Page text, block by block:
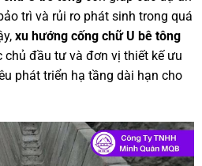
trì và rủi ro phát sinh trong quá
xu hướng cống chữ U bê tông
đầu tư và đơn vị thiết kế ưu
phát triển hạ tầng dài hạn cho